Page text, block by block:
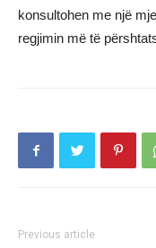
konsultohen me një
regjimin më të
Previous article